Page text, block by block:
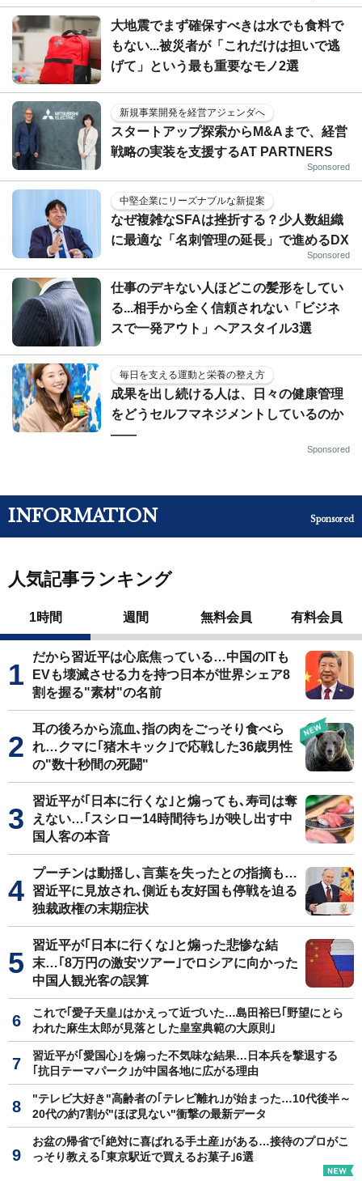
大地震でまず確保すべきは水でも食料で
もない...被災者が「これだけは担いで逃
げて」という最も重要なモノ2選
新規事業開発を経営アジェンダへ
スタートアップ探索からM&Aまで、経営
戦略の実装を支援するAT PARTNERS
Sponsored
中堅企業にリーズナブルな新提案
なぜ複雑なSFAは挫折する？少人数組織
に最適な「名刺管理の延長」で進めるDX
Sponsored
仕事のデキない人ほどこの髪形をしてい
る...相手から全く信頼されない「ビジネ
スで一発アウト」ヘアスタイル3選
毎日を支える運動と栄養の整え方
成果を出し続ける人は、日々の健康管理
をどうセルフマネジメントしているのか
——
Sponsored
INFORMATION Sponsored
人気記事ランキング
1時間 週間 無料会員 有料会員
だから習近平は心底焦っている…中国のITも
EVも壊滅させる力を持つ日本が世界シェア8
割を握る"素材"の名前
耳の後ろから流血､指の肉をごっそり食べら
れ…クマに｢猪木キック｣で応戦した36歳男性
の"数十秒間の死闘"
習近平が｢日本に行くな｣と煽っても､寿司は奪
えない…｢スシロー14時間待ち｣が映し出す中
国人客の本音
プーチンは動揺し､言葉を失ったとの指摘も…
習近平に見放され､側近も友好国も停戦を迫る
独裁政権の末期症状
習近平が｢日本に行くな｣と煽った悲惨な結
末…｢8万円の激安ツアー｣でロシアに向かった
中国人観光客の誤算
これで｢愛子天皇｣はかえって近づいた…島田裕巳｢野望にとら
われた麻生太郎が見落とした皇室典範の大原則｣
習近平が｢愛国心｣を煽った不気味な結果…日本兵を撃退する
｢抗日テーマパーク｣が中国各地に広がる理由
"テレビ大好き"高齢者の｢テレビ離れ｣が始まった…10代後半～
20代の約7割が"ほぼ見ない"衝撃の最新データ
お盆の帰省で｢絶対に喜ばれる手土産｣がある…接待のプロがこ
っそり教える｢東京駅近で買えるお菓子｣6選